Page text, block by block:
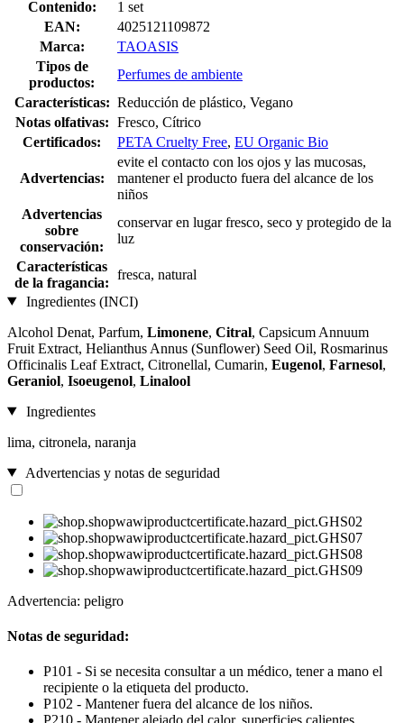
Contenido:
1 set
EAN:
4025121109872
Marca:
TAOASIS
Tipos de
productos:
Perfumes de ambiente
Características: Reducción de plástico, Vegano
Notas olfativas: Fresco, Cítrico
Certificados:
PETA Cruelty Free, EU Organic Bio
Advertencias:
evite el contacto con los ojos y las mucosas,
mantener el producto fuera del alcance de los
niños
Advertencias
sobre
conservación:
conservar en lugar fresco, seco y protegido de la
luz
Características
de la fragancia:
fresca, natural
Ingredientes (INCI)
Alcohol Denat, Parfum, Limonene, Citral, Capsicum Annuum
Fruit Extract, Helianthus Annus (Sunflower) Seed Oil, Rosmarinus
Officinalis Leaf Extract, Citronellal, Cumarin, Eugenol, Farnesol,
Geraniol, Isoeugenol, Linalool
Ingredientes
lima, citronela, naranja
Advertencias y notas de seguridad
Advertencia: peligro
Notas de seguridad:
P101 - Si se necesita consultar a un médico, tener a mano el
recipiente o la etiqueta del producto.
P102 - Mantener fuera del alcance de los niños.